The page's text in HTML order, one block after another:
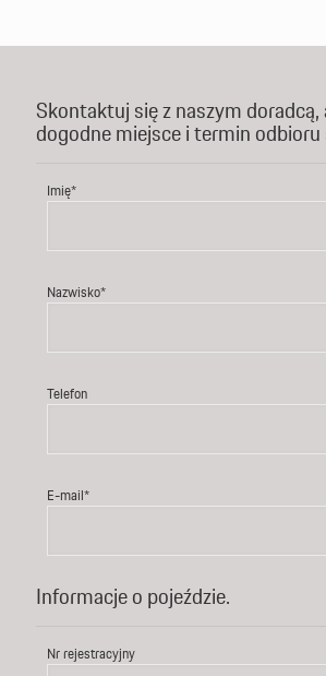
Skontaktuj się z naszym
dogodne miejsce i termin
Imię*
Nazwisko*
Telefon
E-mail*
Informacje o pojeździe.
Nr rejestracyjny